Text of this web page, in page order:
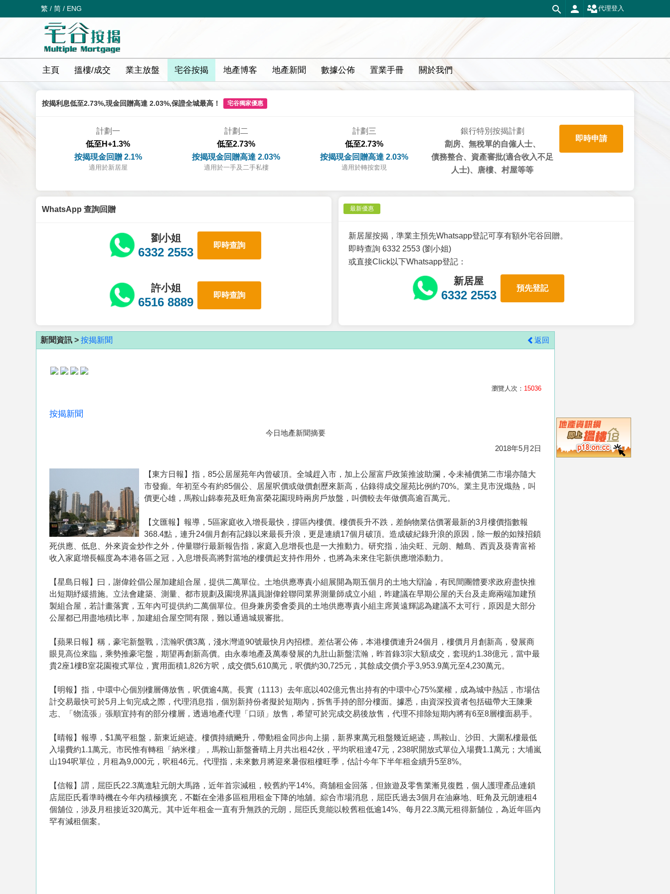
繁 / 简 / ENG 代理登入
主頁 搵樓/成交 業主放盤 宅谷按揭 地產博客 地產新聞 數據公佈 置業手冊 關於我們
按揭利息低至2.73%,現金回贈高達 2.03%,保證全城最高！ 宅谷獨家優惠
計劃一
低至H+1.3%
按揭現金回贈 2.1%
適用於新居屋
計劃二
低至2.73%
按揭現金回贈高達 2.03%
適用於一手及二手私樓
計劃三
低至2.73%
按揭現金回贈高達 2.03%
適用於轉按套現
銀行特別按揭計劃
劏房、無稅單的自僱人士、
債務整合、資產審批(適合收入不足
人士)、唐樓、村屋等等
即時申請
WhatsApp 查詢回贈
劉小姐
6332 2553
即時查詢
許小姐
6516 8889
即時查詢
最新優惠
新居屋按揭，準業主預先Whatsapp登記可享有額外宅谷回贈。
即時查詢 6332 2553 (劉小姐)
或直接Click以下Whatsapp登記：
新居屋
6332 2553
預先登記
新聞資訊 > 按揭新聞 返回
瀏覽人次： 15036
按揭新聞
今日地產新聞摘要
2018年5月2日
【東方日報】指，85公居屋苑年內曾破頂。全城趕入市，加上公屋富戶政策推波助瀾，令未補價第二市場亦隨大
市發癲。年初至今有約85個公、居屋呎價或做價創歷來新高，佔錄得成交屋苑比例約70%。業主見市況熾熱，叫
價更心雄，馬鞍山錦泰苑及旺角富榮花園現時兩房戶放盤，叫價較去年做價高逾百萬元。
【文匯報】報導，5區家庭收入增長最快，撐區內樓價。樓價長升不跌，差餉物業估價署最新的3月樓價指數報
368.4點，連升24個月創有記錄以來最長升浪，更是連續17個月破頂。造成破紀錄升浪的原因，除一般的如辣招鎖
死供應、低息、外來資金炒作之外，仲量聯行最新報告指，家庭入息增長也是一大推動力。研究指，油尖旺、元朗、離島、西貢及葵青富裕
收入家庭增長幅度為本港各區之冠，入息增長高將對當地的樓價起支持作用外，也將為未來住宅新供應增添動力。
【星島日報】曰，謝偉銓倡公屋加建組合屋，提供二萬單位。土地供應專責小組展開為期五個月的土地大辯論，有民間團體要求政府盡快推
出短期紓緩措施。立法會建築、測量、都市規劃及園境界議員謝偉銓聯同業界測量師成立小組，昨建議在早期公屋的天台及走廊兩端加建預
製組合屋，若計畫落實，五年內可提供約二萬個單位。但身兼房委會委員的土地供應專責小組主席黃遠輝認為建議不太可行，原因是大部分
公屋都已用盡地積比率，加建組合屋空間有限，難以通過城規審批。
【蘋果日報】稱，豪宅新盤戰，澐瀚呎價3萬，淺水灣道90號最快月內招標。差估署公佈，本港樓價連升24個月，樓價月月創新高，發展商
眼見高位來臨，乘勢推豪宅盤，期望再創新高價。由永泰地產及萬泰發展的九肚山新盤澐瀚，昨首錄3宗大額成交，套現約1.38億元，當中最
貴2座1樓B室花園複式單位，實用面積1,826方呎，成交價5,610萬元，呎價約30,725元，其餘成交價介乎3,953.9萬元至4,230萬元。
【明報】指，中環中心個別樓層傳放售，呎價逾4萬。長實（1113）去年底以402億元售出持有的中環中心75%業權，成為城中熱話，市場估
計交易最快可於5月上旬完成之際，代理消息指，個別新持份者擬於短期內，拆售手持的部分樓面。據悉，由資深投資者包括磁帶大王陳秉
志、「物流張」張順宜持有的部分樓層，透過地產代理「口頭」放售，希望可於完成交易後放售，代理不排除短期內將有6至8層樓面易手。
【晴報】報導，$1萬平租盤，新東近絕迹。樓價持續飈升，帶動租金同步向上揚，新界東萬元租盤幾近絕迹，馬鞍山、沙田、大圍私樓最低
入場費約1.1萬元。市民惟有轉租「納米樓」，馬鞍山新盤薈晴上月共出租42伙，平均呎租達47元，238呎開放式單位入場費1.1萬元；大埔嵐
山194呎單位，月租為9,000元，呎租46元。代理指，未來數月將迎來暑假租樓旺季，估計今年下半年租金續升5至8%。
【信報】謂，屈臣氏22.3萬進駐元朗大馬路，近年首宗減租，較舊約平14%。商舖租金回落，但旅遊及零售業漸見復甦，個人護理產品連鎖
店屈臣氏看準時機在今年內積極擴充，不斷在全港多區租用租金下降的地舖。綜合市場消息，屈臣氏過去3個月在油麻地、旺角及元朗連租4
個舖位，涉及月租接近320萬元。其中近年租金一直有升無跌的元朗，屈臣氏竟能以較舊租低逾14%、每月22.3萬元租得新舖位，為近年區內
罕有減租個案。